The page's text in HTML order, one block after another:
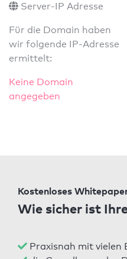
Server-IP Adresse
Für die Domain haben
wir folgende IP-Adresse
ermittelt:
Keine Domain
angegeben
Kostenloses
Wie sicher ist
Praxisnah mit vielen